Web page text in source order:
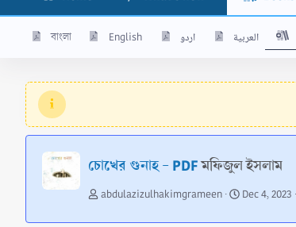
বাংলা English اردو العربية
চোখের গুনাহ - PDFমফিজুল ইসলাম
A
t
abdulazizulhakimgrameen
C
e
Dec 4, 2023